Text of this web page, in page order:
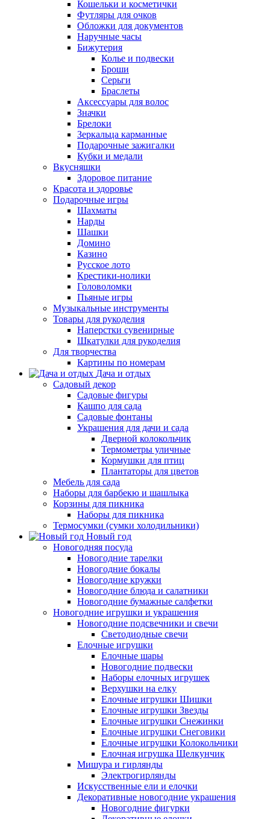
Кошельки и косметички
Футляры для очков
Обложки для документов
Наручные часы
Бижутерия
Колье и подвески
Броши
Серьги
Браслеты
Аксессуары для волос
Значки
Брелоки
Зеркальца карманные
Подарочные зажигалки
Кубки и медали
Вкусняшки
Здоровое питание
Красота и здоровье
Подарочные игры
Шахматы
Нарды
Шашки
Домино
Казино
Русское лото
Крестики-нолики
Головоломки
Пьяные игры
Музыкальные инструменты
Товары для рукоделия
Наперстки сувенирные
Шкатулки для рукоделия
Для творчества
Картины по номерам
Дача и отдых
Садовый декор
Садовые фигуры
Кашпо для сада
Садовые фонтаны
Украшения для дачи и сада
Дверной колокольчик
Термометры уличные
Кормушки для птиц
Плантаторы для цветов
Мебель для сада
Наборы для барбекю и шашлыка
Корзины для пикника
Наборы для пикника
Термосумки (сумки холодильники)
Новый год
Новогодняя посуда
Новогодние тарелки
Новогодние бокалы
Новогодние кружки
Новогодние блюда и салатники
Новогодние бумажные салфетки
Новогодние игрушки и украшения
Новогодние подсвечники и свечи
Светодиодные свечи
Елочные игрушки
Елочные шары
Новогодние подвески
Наборы елочных игрушек
Верхушки на елку
Елочные игрушки Шишки
Елочные игрушки Звезды
Елочные игрушки Снежинки
Елочные игрушки Снеговики
Елочные игрушки Колокольчики
Елочная игрушка Щелкунчик
Мишура и гирлянды
Электрогирлянды
Искусственные ели и елочки
Декоративные новогодние украшения
Новогодние фигурки